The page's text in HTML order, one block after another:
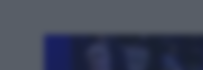
Premi invio per cercare o ESC per